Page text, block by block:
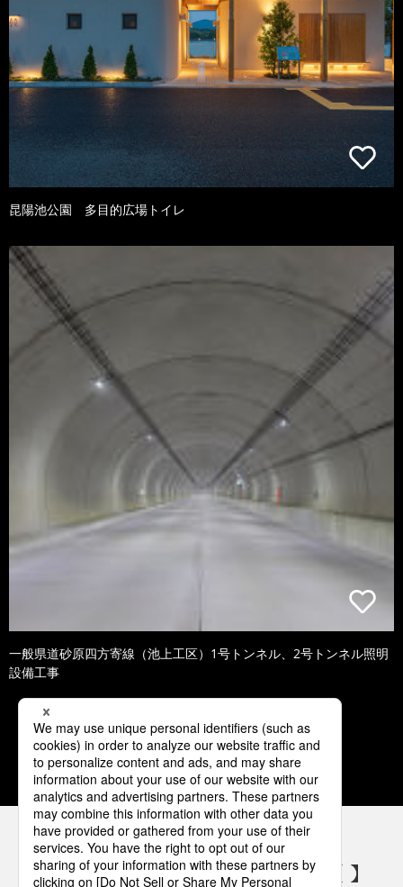
昆陽池公園 多目的広場トイレ
一般県道砂原四方寄線（池上工区）1号トンネル、2号トンネル照明
設備工事
1 2 3 4 5
パナソニックの電気設備 SNSアカウント